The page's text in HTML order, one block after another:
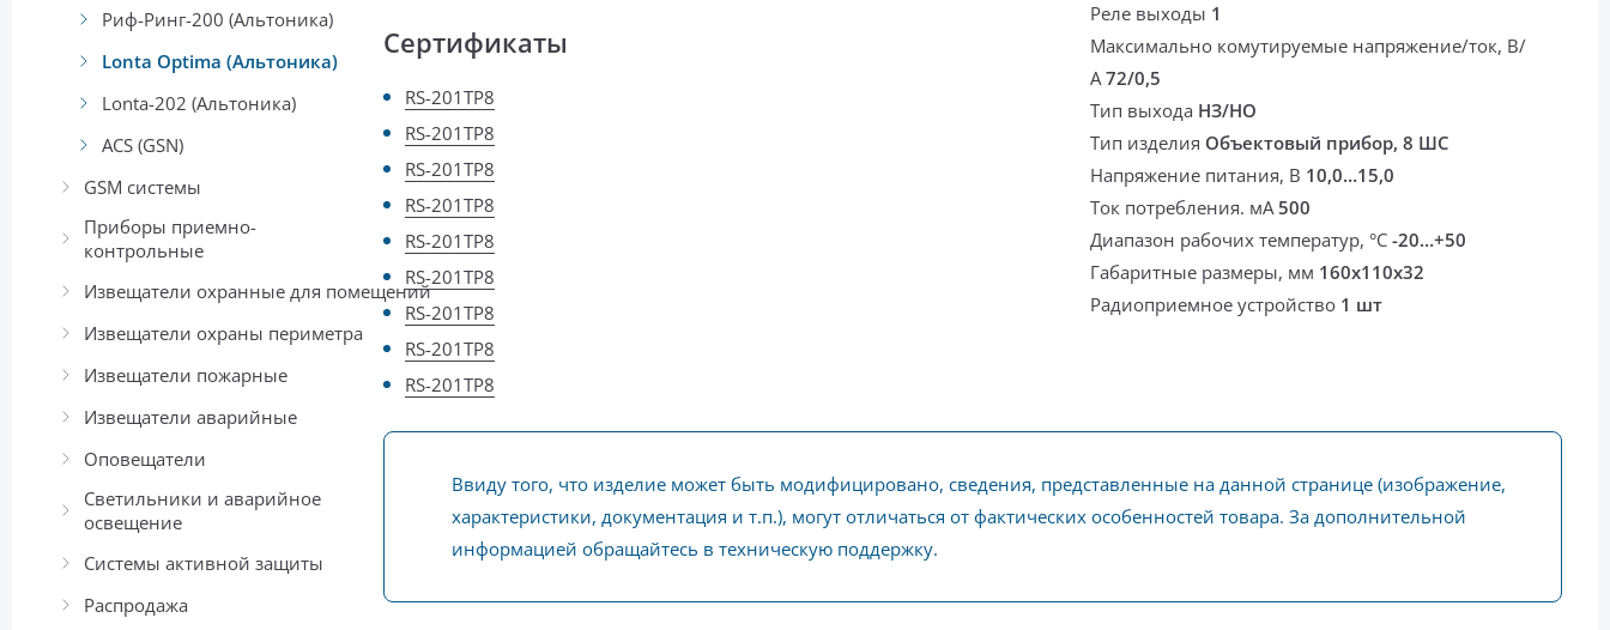
Реле выходы 1
Максимально комутируемые напряжение/ток, В/
А72/0,5
Тип выхода НЗ/НО
Тип изделия Объектовый прибор, 8 ШС
Напряжение питания, В 10,0…15,0
Ток потребления. мА500
Диапазон рабочих температур, °С-20…+50
Габаритные размеры, мм 160x110x32
Радиоприемное устройство 1 шт
Сертификаты
RS-201TP8
RS-201TP8
RS-201TP8
RS-201TP8
RS-201TP8
RS-201TP8
RS-201TP8
RS-201TP8
RS-201TP8
Ввиду того, что изделие может быть модифицировано, сведения, представленные на данной странице (изображение,
характеристики, документация и т.п.), могут отличаться от фактических особенностей товара. За дополнительной
информацией обращайтесь в техническую поддержку.
Риф-Ринг-200 (Альтоника)
Lonta Optima (Альтоника)
Lonta-202 (Альтоника)
ACS (GSN)
GSM системы
Приборы приемно-
контрольные
Извещатели охранные для помещений
Извещатели охраны периметра
Извещатели пожарные
Извещатели аварийные
Оповещатели
Светильники и аварийное
освещение
Системы активной защиты
Распродажа